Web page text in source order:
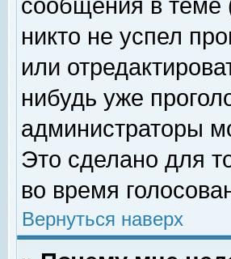
сообщения в теме
никто не успел
или
нибудь уже
администраторы
Это сделано для
во время
Вернуться наверх